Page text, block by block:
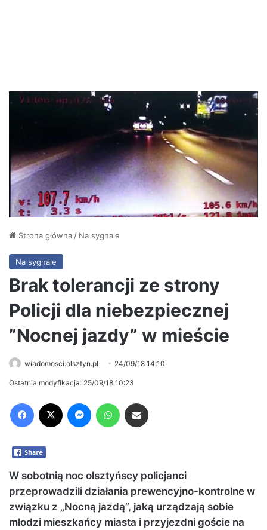
Strona główna/ Na sygnale
Na sygnale
Brak tolerancji ze strony
Policji dla niebezpiecznej
”Nocnej jazdy” w mieście
wiadomosci.olsztyn.pl 24/09/18 14:10
Ostatnia modyfikacja: 25/09/18 10:23
W sobotnią noc olsztyńscy policjanci
przeprowadzili działania prewencyjno-kontrolne w
związku z „Nocną jazdą”, jaką urządzają sobie
młodzi mieszkańcy miasta i przyjezdni goście na